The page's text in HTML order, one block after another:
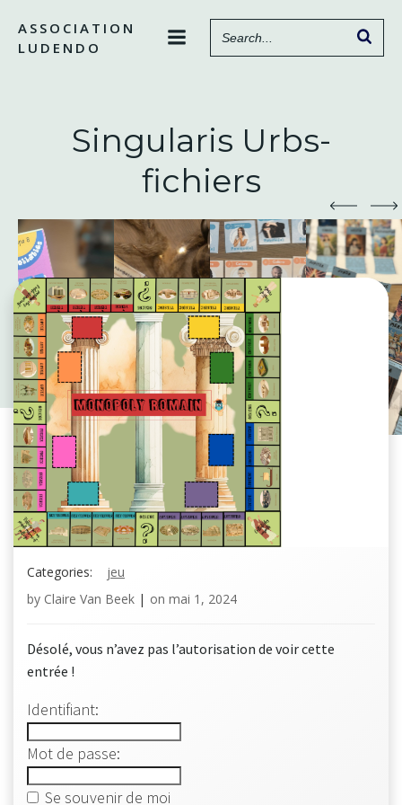
contenu
ASSOCIATION
LUDENDO
Singularis Urbs-
fichiers
Categories:
jeu
by Claire Van Beek | on mai 1, 2024
Désolé, vous n’avez pas l’autorisation de voir cette
entrée !
Identifiant:
Mot de passe:
Se souvenir de moi